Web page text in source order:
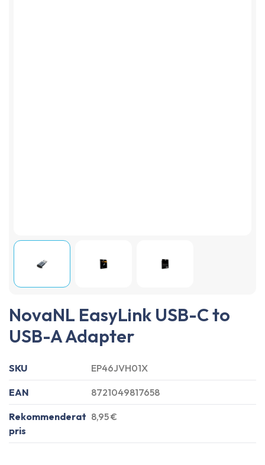
NovaNL EasyLink USB-C to
USB-A Adapter
SKU EP46JVH01X
EAN 8721049817658
Rekommenderat
pris
8,95 €